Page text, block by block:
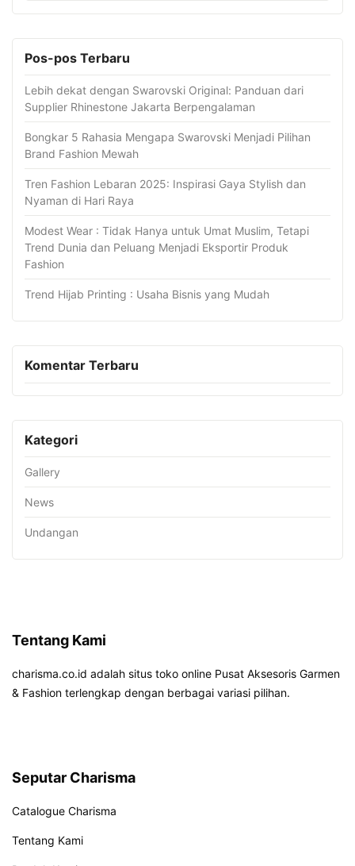
Pos-pos Terbaru
Lebih dekat dengan Swarovski Original: Panduan dari
Supplier Rhinestone Jakarta Berpengalaman
Bongkar 5 Rahasia Mengapa Swarovski Menjadi Pilihan
Brand Fashion Mewah
Tren Fashion Lebaran 2025: Inspirasi Gaya Stylish dan
Nyaman di Hari Raya
Modest Wear : Tidak Hanya untuk Umat Muslim, Tetapi
Trend Dunia dan Peluang Menjadi Eksportir Produk
Fashion
Trend Hijab Printing : Usaha Bisnis yang Mudah
Komentar Terbaru
Kategori
Gallery
News
Undangan
Tentang Kami
charisma.co.id adalah situs toko online Pusat Aksesoris Garmen
& Fashion terlengkap dengan berbagai variasi pilihan.
Seputar Charisma
Catalogue Charisma
Tentang Kami